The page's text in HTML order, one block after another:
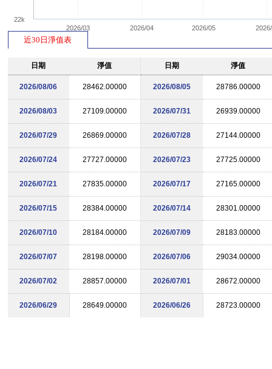
2026/03 2026/04 2026/05
22k
近30日淨值表
日期 淨值 日期 淨值
2026/08/06 28462.00000 2026/08/05 28786.00000
2026/08/03 27109.00000 2026/07/31 26939.00000
2026/07/29 26869.00000 2026/07/28 27144.00000
2026/07/24 27727.00000 2026/07/23 27725.00000
2026/07/21 27835.00000 2026/07/17 27165.00000
2026/07/15 28384.00000 2026/07/14 28301.00000
2026/07/10 28184.00000 2026/07/09 28183.00000
2026/07/07 28198.00000 2026/07/06 29034.00000
2026/07/02 28857.00000 2026/07/01 28672.00000
2026/06/29 28649.00000 2026/06/26 28723.00000